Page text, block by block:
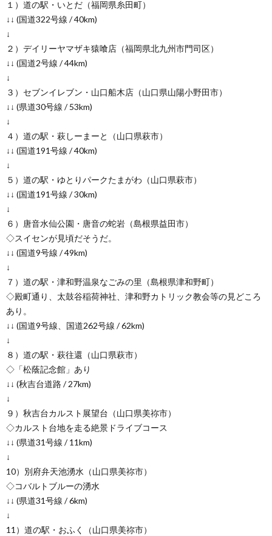
１）道の駅・いとだ（福岡県糸田町）
↓↓ (国道322号線 / 40km)
↓
２）デイリーヤマザキ猿喰店（福岡県北九州市門司区）
↓↓ (国道2号線 / 44km)
↓
３）セブンイレブン・山口船木店（山口県山陽小野田市）
↓↓ (県道30号線 / 53km)
↓
４）道の駅・萩しーまーと（山口県萩市）
↓↓ (国道191号線 / 40km)
↓
５）道の駅・ゆとりパークたまがわ（山口県萩市）
↓↓ (国道191号線 / 30km)
↓
６）唐音水仙公園・唐音の蛇岩（島根県益田市）
◇スイセンが見頃だそうだ。
↓↓ (国道9号線 / 49km)
↓
７）道の駅・津和野温泉なごみの里（島根県津和野町）
◇殿町通り、太鼓谷稲荷神社、津和野カトリック教会等の見どころ
あり。
↓↓ (国道9号線、国道262号線 / 62km)
↓
８）道の駅・萩往還（山口県萩市）
◇「松蔭記念館」あり
↓↓ (秋吉台道路 / 27km)
↓
９）秋吉台カルスト展望台（山口県美祢市）
◇カルスト台地を走る絶景ドライブコース
↓↓ (県道31号線 / 11km)
↓
10）別府弁天池湧水（山口県美祢市）
◇コバルトブルーの湧水
↓↓ (県道31号線 / 6km)
↓
11）道の駅・おふく（山口県美祢市）